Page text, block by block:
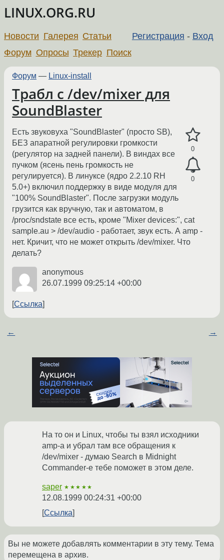
LINUX.ORG.RU
Регистрация - Вход
Новости Галерея Статьи
Форум Опросы Трекер Поиск
Форум — Linux-install
Трабл с /dev/mixer для
SoundBlaster
0
0
Есть звуковуха "SoundBlaster" (просто SB),
БЕЗ апаратной регулировки громкости
(регулятор на задней панели). В виндах все
пучком (ясень пень громкость не
регулируется). В линуксе (ядро 2.2.10 RH
5.0+) включил поддержку в виде модуля для
"100% SoundBlaster". После загрузки модуль
грузится как вручную, так и автоматом, в
/proc/sndstate все есть, кроме "Mixer devices:", cat
sample.au > /dev/audio - работает, звук есть. А amp -
нет. Кричит, что не может открыть /dev/mixer. Что
делать?
anonymous
26.07.1999 09:25:14 +00:00
Ссылка
← →
На то он и Linux, чтобы ты взял исходники
amp-a и убрал там все обращения к
/dev/mixer - думаю Search в Midnight
Commander-e тебе поможет в этом деле.
saper ★★★★★
12.08.1999 00:24:31 +00:00
Ссылка
Вы не можете добавлять комментарии в эту тему. Тема
перемещена в архив.